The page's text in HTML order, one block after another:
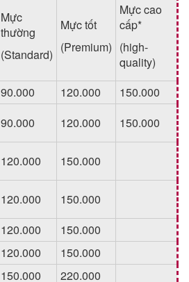
Mực
thường
(Standard)
Mực tốt
(Premium)
Mực cao
cấp*
(high-
quality)
90.000 120.000
150.000
90.000 120.000
150.000
120.000
150.000
120.000
150.000
120.000
150.000
120.000
150.000
150.000 220.000